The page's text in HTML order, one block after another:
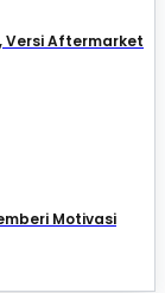
Versi Aftermarket
Motivasi